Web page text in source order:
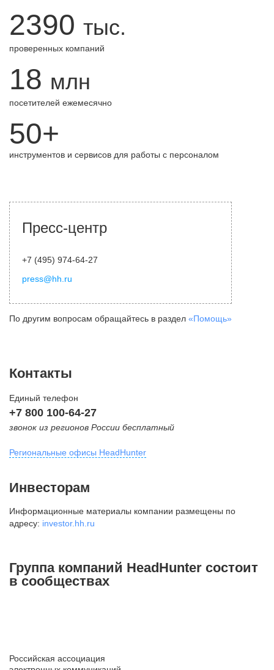
2390 тыс.
проверенных компаний
18 млн
посетителей ежемесячно
50+
инструментов и сервисов для работы с персоналом
Пресс-центр
+7 (495) 974-64-27
press@hh.ru
По другим вопросам обращайтесь в раздел «Помощь»
Контакты
Единый телефон
+7 800 100-64-27
звонок из регионов России бесплатный
Региональные офисы HeadHunter
внутригородская территория
Муниципальный округ Тверской,
2-я Брестская ул., д. 48,
+7 495 980-64-27
ул. Жуковского, д. 19, особняк
Инвесторам
Информационные материалы компании размещены по
адресу: investor.hh.ru
Группа компаний HeadHunter состоит
в сообществах
Российская ассоциация